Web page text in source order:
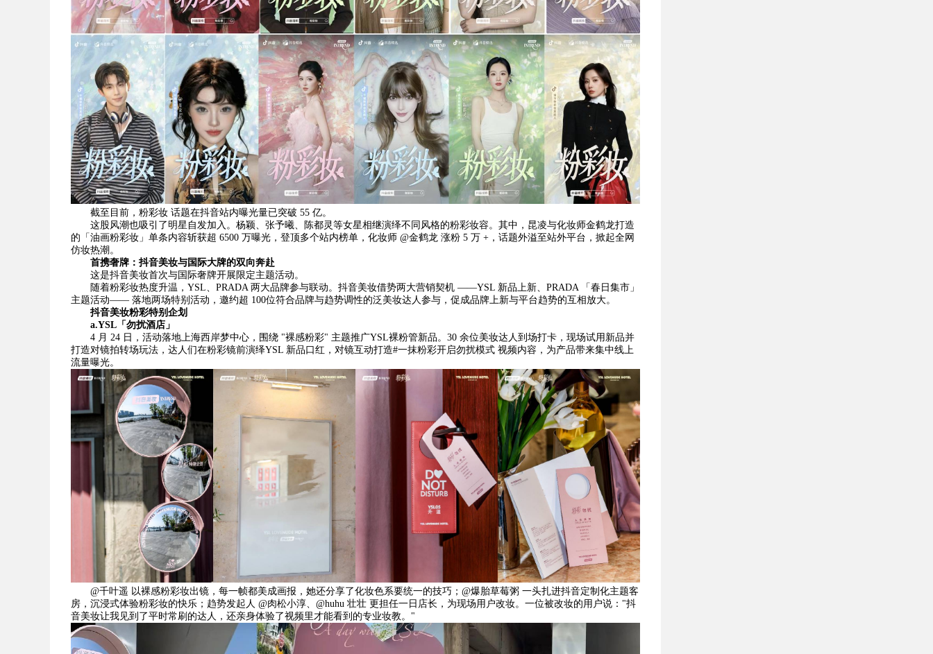
截至目前，粉彩妆 话题在抖音站内曝光量已突破 55 亿。
这股风潮也吸引了明星自发加入。杨颖、张予曦、陈都灵等女星相继演绎不同风格的粉彩妆容。其中，昆凌与化妆师金鹤龙打造
的「油画粉彩妆」单条内容斩获超 6500 万曝光，登顶多个站内榜单，化妆师 @金鹤龙 涨粉 5 万 +，话题外溢至站外平台，掀起全网
仿妆热潮。
首携奢牌：抖音美妆与国际大牌的双向奔赴
这是抖音美妆首次与国际奢牌开展限定主题活动。
随着粉彩妆热度升温，YSL、PRADA 两大品牌参与联动。抖音美妆借势两大营销契机 ——YSL 新品上新、PRADA 「春日集市」
主题活动—— 落地两场特别活动，邀约超 100位符合品牌与趋势调性的泛美妆达人参与，促成品牌上新与平台趋势的互相放大。
抖音美妆粉彩特别企划
a.YSL 「勿扰酒店」
4 月 24 日，活动落地上海西岸梦中心，围绕 "裸感粉彩" 主题推广YSL裸粉管新品。30 余位美妆达人到场打卡，现场试用新品并
打造对镜拍转场玩法，达人们在粉彩镜前演绎YSL 新品口红，对镜互动打造#一抹粉彩开启勿扰模式 视频内容，为产品带来集中线上
流量曝光。
@千叶遥 以裸感粉彩妆出镜，每一帧都美成画报，她还分享了化妆色系要统一的技巧；@爆胎草莓粥 一头扎进抖音定制化主题客
房，沉浸式体验粉彩妆的快乐；趋势发起人 @肉松小淳、@huhu 壮壮 更担任一日店长，为现场用户改妆。一位被改妆的用户说："抖
音美妆让我见到了平时常刷的达人，还亲身体验了视频里才能看到的专业妆教。"